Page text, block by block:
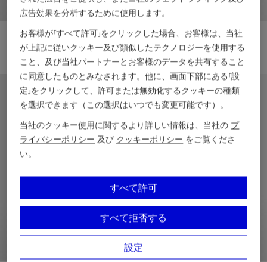
ブルームズベリー フォールディング カードケース​
￥57,200
ブルームズベリー フォールディング カードケース​, ￥57,200
チェック ジップカードケース
￥47,300
チェック ジップカードケース,
パーソナライズ パーソナライズ
広告効果を分析するために使用します。
お客様が「すべて許可」をクリックした場合、お客様は、当社
が上記に従いクッキー及び類似したテクノロジーを使用する
こと、及び当社パートナーとお客様のデータを共有すること
に同意したものとみなされます。他に、画面下部にある「設
定」をクリックして、許可または無効化するクッキーの種類
を選択できます（この選択はいつでも変更可能です）。
当社のクッキー使用に関するより詳しい情報は、当社の プ
ライバシーポリシー 及び クッキーポリシー をご覧くださ
い。
設定
すべて拒否する
すべて許可